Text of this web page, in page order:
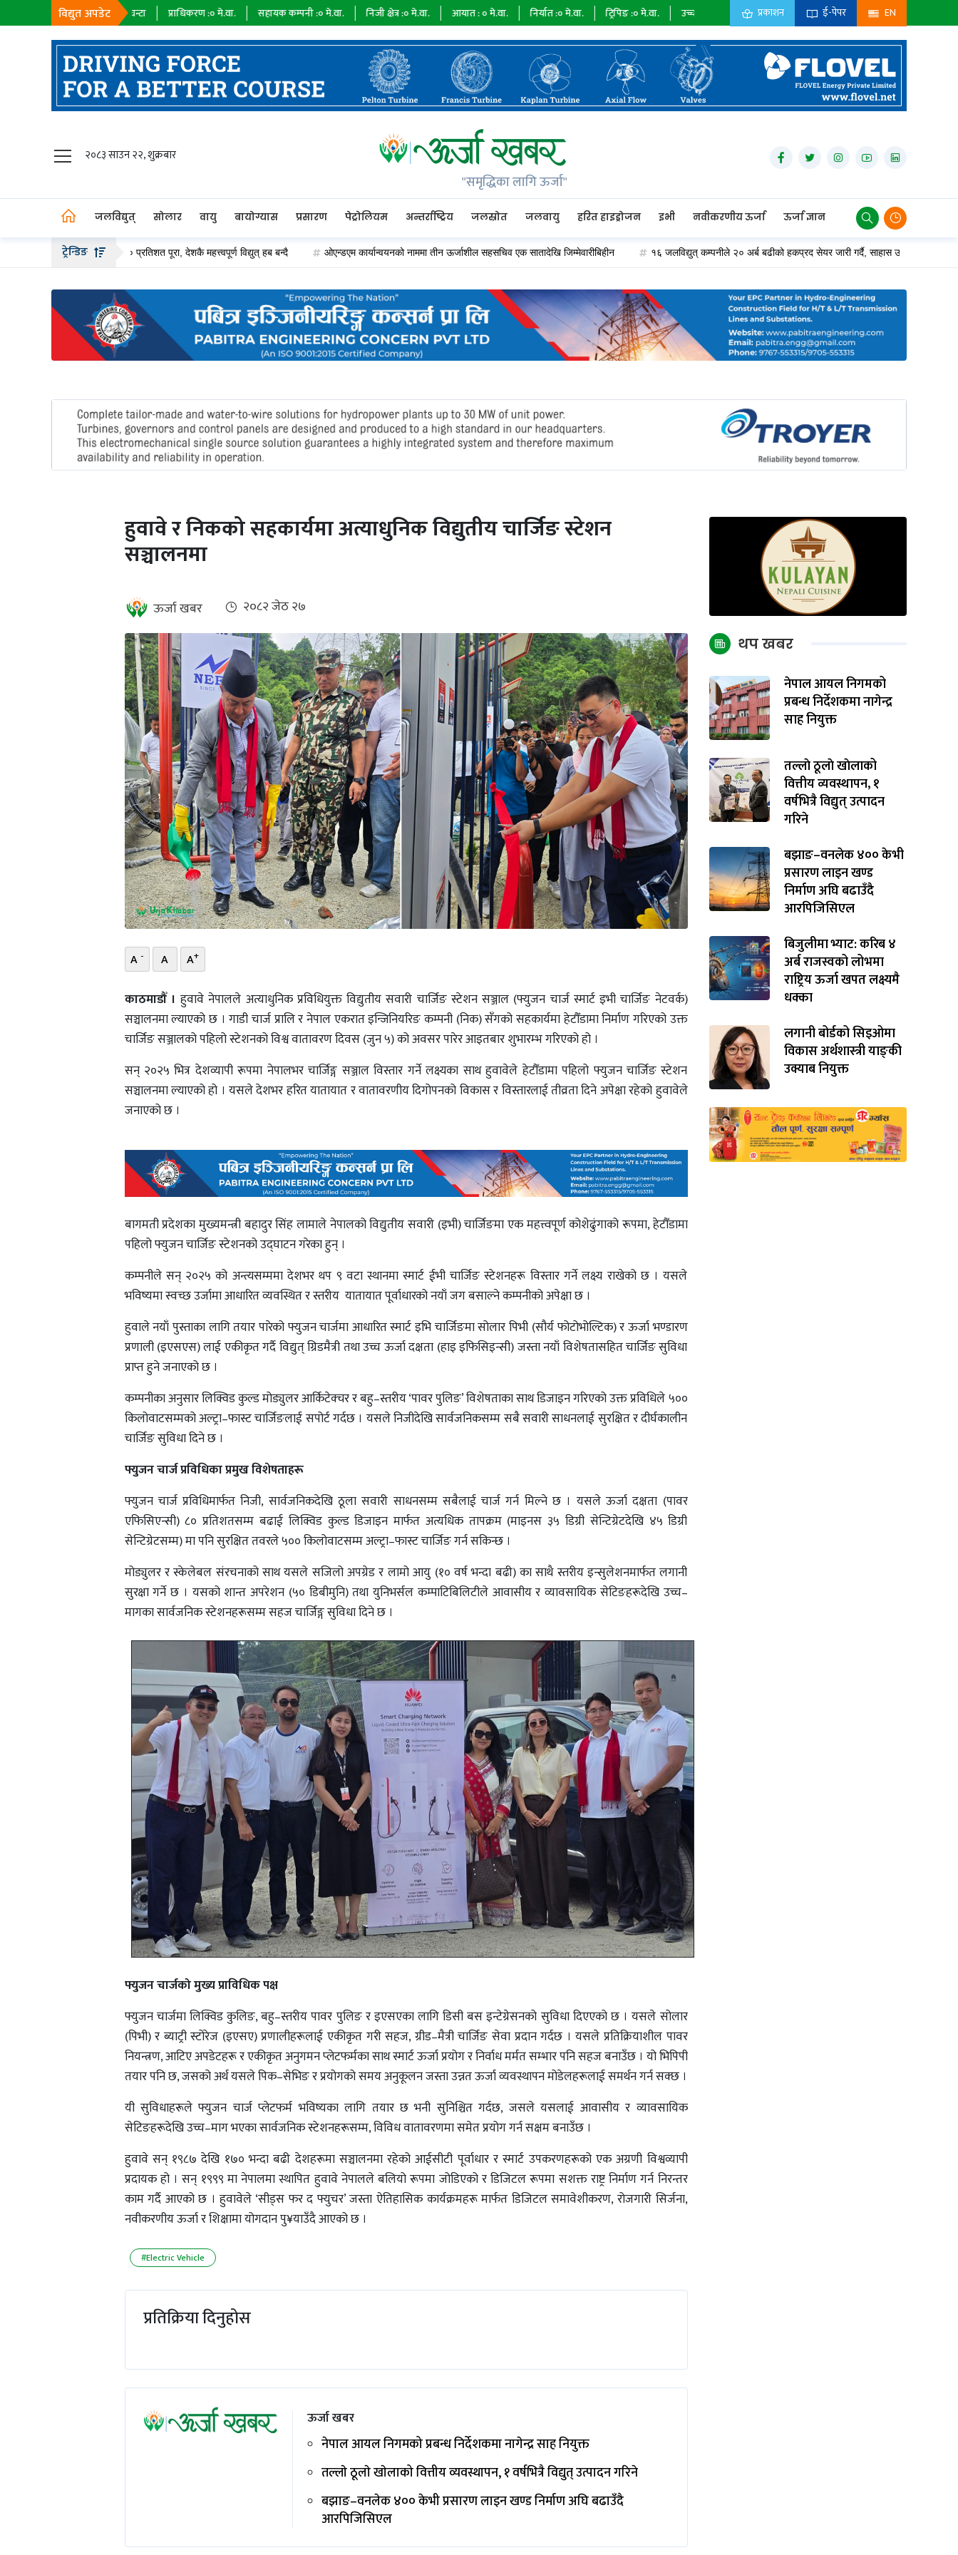
विद्युत अपडेट
मे.वा.घन्टा प्राधिकरण :०मे.वा. सहायक कम्पनी : मे.वा. निजी क्षेत्र :०मे.वा. आयात :०मे.वा. निर्यात :०मे.वा. ट्रिपिङ :०मे.वा. उच्च माग :३२६१ मे.वा. प्रकाशन ई-पेपर EN
२०८३ साउन २२, शुक्रबार
"समृद्धिका लागि ऊर्जा"
जलविद्युत् सोलार वायु बायोग्यास प्रसारण पेट्रोलियम अन्तर्राष्ट्रिय जलस्रोत जलवायु हरित हाइड्रोजन इभी नवीकरणीय ऊर्जा ऊर्जा ज्ञान
वायु
बायोग्यास
पेट्रोलियम
अन्तर्राष्ट्रिय
जलवायु
ट्रेन्डिङ
सबस्टेसन निर्माण ९० प्रतिशत पूरा, देशकै महत्त्वपूर्ण विद्युत् हब बन्दै ओएन्डएम कार्यान्वयनको नाममा तीन ऊर्जाशील सहसचिव एक सातादेखि जिम्मेवारीबिहीन १६ जलविद्युत् कम्पनीले २० अर्ब बढीको हकप्रद सेयर जारी गर्दै, साहास ऊर्जा एक्लैले ४.३७ अर्बको
हुवावे र निकको सहकार्यमा अत्याधुनिक विद्युतीय चार्जिङ स्टेशन
सञ्चालनमा
ऊर्जा खबर २०८२ जेठ २७
A - A A+
काठमाडौँ । हुवावे नेपालले अत्याधुनिक प्रविधियुक्त विद्युतीय सवारी चार्जिङ स्टेशन सञ्जाल (फ्युजन चार्ज स्मार्ट इभी चार्जिङ नेटवर्क)
सञ्चालनमा ल्याएको छ । गाडी चार्ज प्रालि र नेपाल एकरात इन्जिनियरिङ कम्पनी (निक) सँगको सहकार्यमा हेटौँडामा निर्माण गरिएको उक्त
चार्जिङ सञ्जालको पहिलो स्टेशनको विश्व वातावरण दिवस (जुन ५) को अवसर पारेर आइतबार शुभारम्भ गरिएको हो ।
सन् २०२५ भित्र देशव्यापी रूपमा नेपालभर चार्जिङ्ग सञ्जाल विस्तार गर्ने लक्ष्यका साथ हुवावेले हेटौँडामा पहिलो फ्युजन चार्जिङ स्टेशन
सञ्चालनमा ल्याएको हो । यसले देशभर हरित यातायात र वातावरणीय दिगोपनको विकास र विस्तारलाई तीव्रता दिने अपेक्षा रहेको हुवावेले
जनाएको छ ।
बागमती प्रदेशका मुख्यमन्त्री बहादुर सिंह लामाले नेपालको विद्युतीय सवारी (इभी) चार्जिङमा एक महत्त्वपूर्ण कोशेढुंगाको रूपमा, हेटौँडामा
पहिलो फ्युजन चार्जिङ स्टेशनको उद्घाटन गरेका हुन् ।
कम्पनीले सन् २०२५ को अन्त्यसम्ममा देशभर थप ९ वटा स्थानमा स्मार्ट ईभी चार्जिङ स्टेशनहरू विस्तार गर्ने लक्ष्य राखेको छ । यसले
भविष्यमा स्वच्छ उर्जामा आधारित व्यवस्थित र स्तरीय यातायात पूर्वाधारको नयाँ जग बसाल्ने कम्पनीको अपेक्षा छ ।
हुवाले नयाँ पुस्ताका लागि तयार पारेको फ्युजन चार्जमा आधारित स्मार्ट इभि चार्जिङमा सोलार पिभी (सौर्य फोटोभोल्टिक) र ऊर्जा भण्डारण
प्रणाली (इएसएस) लाई एकीकृत गर्दै विद्युत् ग्रिडमैत्री तथा उच्च ऊर्जा दक्षता (हाइ इफिसिइन्सी) जस्ता नयाँ विशेषतासहित चार्जिङ सुविधा
प्राप्त हुने जनाएको छ ।
कम्पनीका अनुसार लिक्विड कुल्ड मोड्युलर आर्किटेक्चर र बहु–स्तरीय ‘पावर पुलिङ’ विशेषताका साथ डिजाइन गरिएको उक्त प्रविधिले ५००
किलोवाटसम्मको अल्ट्रा–फास्ट चार्जिङलाई सपोर्ट गर्दछ । यसले निजीदेखि सार्वजनिकसम्म सबै सवारी साधनलाई सुरक्षित र दीर्घकालीन
चार्जिङ सुविधा दिने छ ।
फ्युजन चार्ज प्रविधिका प्रमुख विशेषताहरू
फ्युजन चार्ज प्रविधिमार्फत निजी, सार्वजनिकदेखि ठूला सवारी साधनसम्म सबैलाई चार्ज गर्न मिल्ने छ । यसले ऊर्जा दक्षता (पावर
एफिसिएन्सी) ८० प्रतिशतसम्म बढाई लिक्विड कुल्ड डिजाइन मार्फत अत्यधिक तापक्रम (माइनस ३५ डिग्री सेन्टिग्रेटदेखि ४५ डिग्री
सेन्टिग्रेटसम्म) मा पनि सुरक्षित तवरले ५०० किलोवाटसम्म अल्ट्रा–फास्ट चार्जिङ गर्न सकिन्छ ।
मोड्युलर र स्केलेबल संरचनाको साथ यसले सजिलो अपग्रेड र लामो आयु (१० वर्ष भन्दा बढी) का साथै स्तरीय इन्सुलेशनमार्फत लगानी
सुरक्षा गर्ने छ । यसको शान्त अपरेशन (५० डिबीमुनि) तथा युनिभर्सल कम्पाटिबिलिटीले आवासीय र व्यावसायिक सेटिङहरूदेखि उच्च–
मागका सार्वजनिक स्टेशनहरूसम्म सहज चार्जिङ्ग सुविधा दिने छ ।
फ्युजन चार्जको मुख्य प्राविधिक पक्ष
फ्युजन चार्जमा लिक्विड कुलिङ, बहु–स्तरीय पावर पुलिङ र इएसएका लागि डिसी बस इन्टेग्रेसनको सुविधा दिएएको छ । यसले सोलार
(पिभी) र ब्याट्री स्टोरेज (इएसए) प्रणालीहरूलाई एकीकृत गरी सहज, ग्रीड–मैत्री चार्जिङ सेवा प्रदान गर्दछ । यसले प्रतिक्रियाशील पावर
नियन्त्रण, आटिए अपडेटहरू र एकीकृत अनुगमन प्लेटफर्मका साथ स्मार्ट ऊर्जा प्रयोग र निर्वाध मर्मत सम्भार पनि सहज बनाउँछ । यो भिपिपी
तयार पनि छ, जसको अर्थ यसले पिक–सेभिङ र प्रयोगको समय अनुकूलन जस्ता उन्नत ऊर्जा व्यवस्थापन मोडेलहरूलाई समर्थन गर्न सक्छ ।
यी सुविधाहरूले फ्युजन चार्ज प्लेटफर्म भविष्यका लागि तयार छ भनी सुनिश्चित गर्दछ, जसले यसलाई आवासीय र व्यावसायिक
सेटिङहरूदेखि उच्च–माग भएका सार्वजनिक स्टेशनहरूसम्म, विविध वातावरणमा समेत प्रयोग गर्न सक्षम बनाउँछ ।
हुवावे सन् १९८७ देखि १७० भन्दा बढी देशहरूमा सञ्चालनमा रहेको आईसीटी पूर्वाधार र स्मार्ट उपकरणहरूको एक अग्रणी विश्वव्यापी
प्रदायक हो । सन् १९९९ मा नेपालमा स्थापित हुवावे नेपालले बलियो रूपमा जोडिएको र डिजिटल रूपमा सशक्त राष्ट्र निर्माण गर्न निरन्तर
काम गर्दै आएको छ । हुवावेले ‘सीड्स फर द फ्युचर’ जस्ता ऐतिहासिक कार्यक्रमहरू मार्फत डिजिटल समावेशीकरण, रोजगारी सिर्जना,
नवीकरणीय ऊर्जा र शिक्षामा योगदान पु¥याउँदै आएको छ ।
#Electric Vehicle
प्रतिक्रिया दिनुहोस
ऊर्जा खबर
नेपाल आयल निगमको प्रबन्ध निर्देशकमा नागेन्द्र साह नियुक्त
तल्लाे ठूलाे खाेलाको वित्तीय व्यवस्थापन, १ वर्षभित्रै विद्युत् उत्पादन गरिने
बझाङ–वनलेक ४०० केभी प्रसारण लाइन खण्ड निर्माण अघि बढाउँदै
आरपिजिसिएल
थप खबर
नेपाल आयल निगमको
प्रबन्ध निर्देशकमा नागेन्द्र
साह नियुक्त
तल्लाे ठूलाे खाेलाको
वित्तीय व्यवस्थापन, १
वर्षभित्रै विद्युत् उत्पादन
गरिने
बझाङ–वनलेक ४०० केभी
प्रसारण लाइन खण्ड
निर्माण अघि बढाउँदै
आरपिजिसिएल
बिजुलीमा भ्याट: करिब ४
अर्ब राजस्वको लोभमा
राष्ट्रिय ऊर्जा खपत लक्ष्यमै
धक्का
लगानी बोर्डको सिइओमा
विकास अर्थशास्त्री याङ्‌की
उक्याब नियुक्त